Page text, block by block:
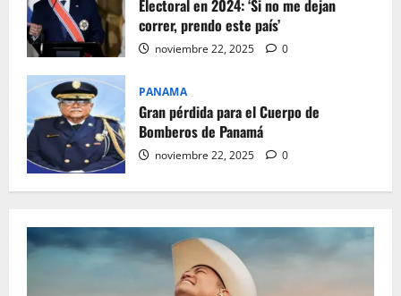
Electoral en 2024: ‘Si no me dejan
correr, prendo este país’
noviembre 22, 2025 0
PANAMA
Gran pérdida para el Cuerpo de
Bomberos de Panamá
noviembre 22, 2025 0